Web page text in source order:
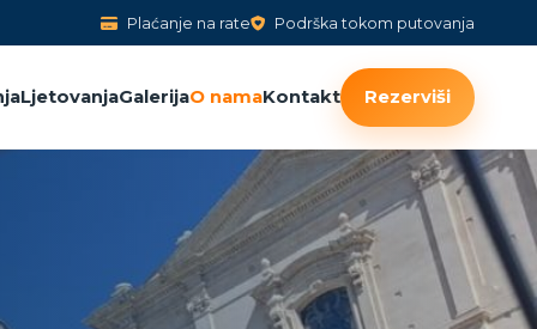
Plaćanje na rate Podrška tokom putovanja
LjetovanjaGalerijaO namaKontakt Rezerviši